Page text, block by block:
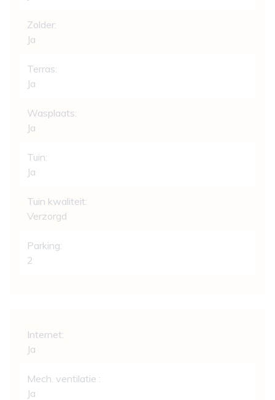
Zolder:
Ja
Terras:
Ja
Wasplaats:
Ja
Tuin:
Ja
Tuin kwaliteit:
Verzorgd
Parking:
2
Internet:
Ja
Mech. ventilatie :
Ja